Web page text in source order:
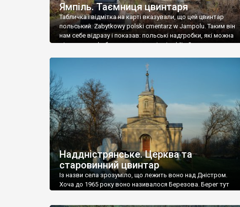
Ямпіль. Таємниця цвинтаря
Табличка і відмітка на карті вказували, що цей цвинтар
польський. Zabytkowy polski cmentarz w Jampolu. Таким він
нам себе відразу і показав: польські надгробки, які можна
віднести до фабричних, польські епітафії… Загалом цвинтар
виявилося більше семи гектарів. Перше враження про
абсолютну звичайність польського цвинтаря виявилося
оманливим – […]
Наддністрянське. Церква та
старовинний цвинтар
Із назви села зрозуміло, що лежить воно над Дністром.
Хоча до 1965 року воно називалося Березова. Берег тут